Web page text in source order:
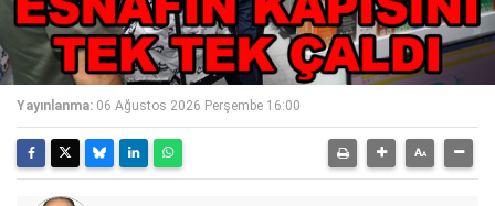
Yayınlanma: 06 Ağustos 2026 Perşembe 16:00